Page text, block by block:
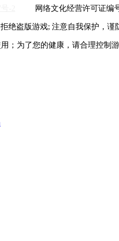
网络文化经营许可证编
绝盗版游戏; 注意自我保护，
；为了您的健康，请合理控制